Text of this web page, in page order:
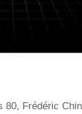
80, Frédéric